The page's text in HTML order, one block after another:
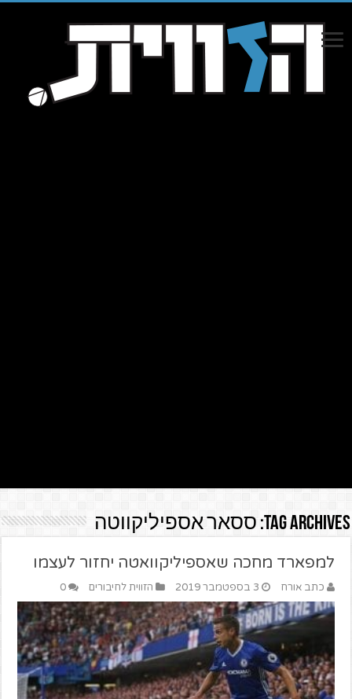
Tag Archives: ססאר אספיליקווטה
למפארד מחכה שאספיליקוואטה יחזור לעצמו
כתב אורח 3 בספטמבר 2019 הזווית לחיבורים 0